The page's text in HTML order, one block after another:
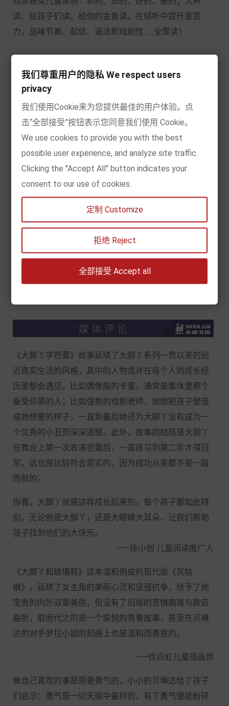
读、给孩子们读、给你的金鱼读。在倾听中提升鉴赏
力，品味节奏、起伏、语法和戏剧性……全靠读！
译者：柯倩华
辅仁大学哲学研究所硕士，美国南依利诺大学哲学博士
班研究生。曾在台湾师范大学及台北教育大学教授幼儿
文学、图画书赏析等相关课程。目前从事童书翻译、评
论、出版咨询、研究教学，并参与各项儿童文学奖评审
工作。
2006年担任台北书展基金会顾问，策划意大利波隆那书
展台湾馆。翻译儿童图画书及青少年小说数十本，多次
获*翻译童书奖，著有《儿童哲学》。
代表译作：《大脚丫跳芭蕾》《大脚丫和玻璃鞋》《苏
目次 《大脚丫学芭蕾》、《大脚丫和玻璃鞋》、《大脚
《大脚丫学芭蕾》故事延续了大脚丫系列一贯以来的贴
近真实生活的风格，其中的人物或许在每个人的成长经
历里都会遇见，比如偶像般的卡蜜，通常是集体里那个
备受仰慕的人；比如强势的戏剧老师，她想把孩子塑造
成她想要的样子，一直到最后她还为大脚丫没有成为一
个优秀的小丑而深深遗憾。此外，故事的结局是大脚丫
在舞台上第一次表演芭蕾后，一直练习到第二年才得冠
军，这也是比较符合现实的，因为成功从来都不是一蹴
而就的。
你看，大脚丫就是这样成长起来的。每个孩子都如此特
别，无论他是大脚丫，还是大眼睛大耳朵，让我们帮助
孩子找到他们的大快乐。
——徐小创 儿童阅读推广人
《大脚丫和玻璃鞋》这本温和俏皮的现代版《灰姑
娘》，延续了女主角的美丽心灵和坚强抗争，给予了她
宝贵的内外双重美丽，但没有了旧版的苦情磨难与跌宕
曲折，取而代之的是一个愉悦的青春故事，甚至在贝琳
达的对手罗拉小姐的刻画上也是温和而善意的。
——徐白虹儿童插画师
做自己喜欢的事是需要勇气的，小小的贝琳达给了孩子
们启示：勇气是一切天赋中最好的，有了勇气便能粉碎
我们尊重用户的隐私 We respect users
privacy
我们使用Cookie来为您提供最佳的用户体验。点
击“全部接受”按钮表示您同意我们使用 Cookie。
We use cookies to provide you with the best
possible user experience, and analyze site traffic.
Clicking the "Accept All" button indicates your
consent to our use of cookies.
定制 Customize
拒绝 Reject
全部接受 Accept all